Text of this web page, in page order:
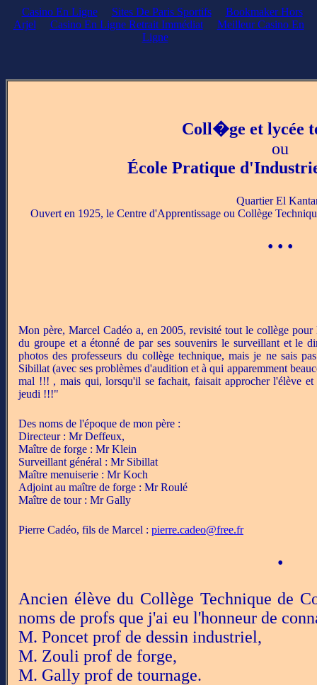
Casino En Ligne Sites De Paris Sportifs
Bookmaker Hors
Arjel
Casino En Ligne Retrait Immédiat
Meilleur Casino En
Ligne
Coll�ge et lycée
ou
École Pratique
Quartier El
Ouvert en 1925, le Centre d'Apprentissage ou Collège
• • •
Mon père, Marcel Cadéo a, en 2005, revisité tout le collège
du groupe et a étonné de par ses souvenirs le surveillant et le
photos des professeurs du collège technique, mais je ne sais
Sibillat (avec ses problèmes d'audition et à qui apparemment
mal !!! , mais qui, lorsqu'il se fachait, faisait approcher l'élève
jeudi !!!"
Des noms de l'époque de mon père :
Directeur : Mr Deffeux,
Maître de forge : Mr Klein
Surveillant général : Mr Sibillat
Maître menuiserie : Mr Koch
Adjoint au maître de forge : Mr Roulé
Maître de tour : Mr Gally
Pierre Cadéo, fils de Marcel : pierre.cadeo@free.fr
•
Ancien élève du Collège Technique de
noms de profs que j'ai eu l'honneur de
M. Poncet prof de dessin industriel,
M. Zouli prof de forge,
M. Gally prof de tournage.